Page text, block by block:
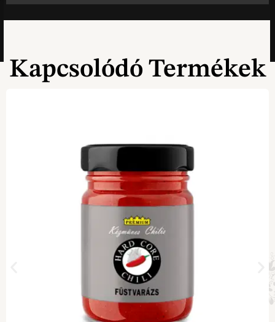
Kapcsolódó Termékek